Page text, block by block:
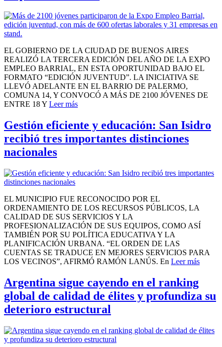
EL GOBIERNO DE LA CIUDAD DE BUENOS AIRES
REALIZÓ LA TERCERA EDICIÓN DEL AÑO DE LA EXPO
EMPLEO BARRIAL, EN ESTA OPORTUNIDAD BAJO EL
FORMATO “EDICIÓN JUVENTUD”. LA INICIATIVA SE
LLEVÓ ADELANTE EN EL BARRIO DE PALERMO,
COMUNA 14, Y CONVOCÓ A MÁS DE 2100 JÓVENES DE
ENTRE 18 Y Leer más
Gestión eficiente y educación: San Isidro
recibió tres importantes distinciones
nacionales
EL MUNICIPIO FUE RECONOCIDO POR EL
ORDENAMIENTO DE LOS RECURSOS PÚBLICOS, LA
CALIDAD DE SUS SERVICIOS Y LA
PROFESIONALIZACIÓN DE SUS EQUIPOS, COMO ASÍ
TAMBIÉN POR SU POLÍTICA EDUCATIVA Y LA
PLANIFICACIÓN URBANA. “EL ORDEN DE LAS
CUENTAS SE TRADUCE EN MEJORES SERVICIOS PARA
LOS VECINOS”, AFIRMÓ RAMÓN LANÚS. En Leer más
Argentina sigue cayendo en el ranking
global de calidad de élites y profundiza su
deterioro estructural